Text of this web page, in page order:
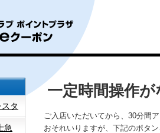
タ
急
一定時間操作
ご入店いただいてから、30分間
おそれいりますが、下記のボタ